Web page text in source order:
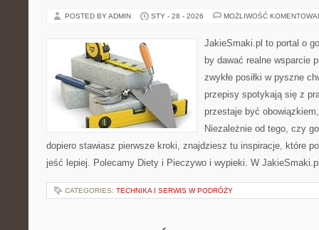
POSTED BY ADMIN STY - 28 - 2026 MOŻLIWOŚĆ
JakieSmaki.pl to portal o
by dawać realne wsparcie
zwykłe posiłki w pyszne
przepisy spotykają się z
przestaje być
Niezależnie od tego, czy
dopiero stawiasz pierwsze kroki, znajdziesz tu inspiracje, które
jeść lepiej. Polecamy Diety i Pieczywo i wypieki. W
CATEGORIES: TECHNIKA I SERWIS W PODRÓŻY